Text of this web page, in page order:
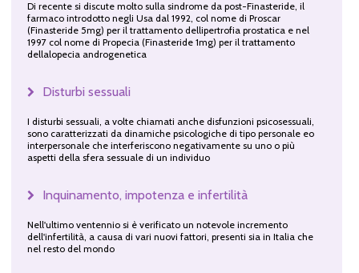
Di recente si discute molto sulla sindrome da post-Finasteride, il
farmaco introdotto negli Usa dal 1992, col nome di Proscar
(Finasteride 5mg) per il trattamento dellipertrofia prostatica e nel
1997 col nome di Propecia (Finasteride 1mg) per il trattamento
dellalopecia androgenetica
Disturbi sessuali
I disturbi sessuali, a volte chiamati anche disfunzioni psicosessuali,
sono caratterizzati da dinamiche psicologiche di tipo personale eo
interpersonale che interferiscono negativamente su uno o più
aspetti della sfera sessuale di un individuo
Inquinamento, impotenza e infertilità
Nell'ultimo ventennio si è verificato un notevole incremento
dell'infertilità, a causa di vari nuovi fattori, presenti sia in Italia che
nel resto del mondo